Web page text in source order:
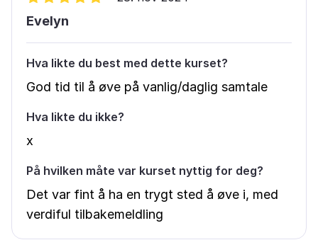
Evelyn
Hva likte du best med dette kurset?
God tid til å øve på vanlig/daglig samtale
Hva likte du ikke?
x
På hvilken måte var kurset nyttig for deg?
Det var fint å ha en trygt sted å øve i, med
verdiful tilbakemeldling